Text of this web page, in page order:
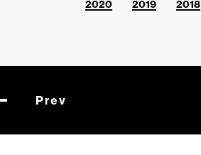
2020 2019 2018
Prev